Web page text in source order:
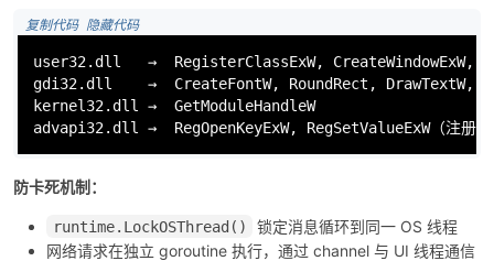
复制代码 隐藏代码
user32.dll   →  RegisterClassExW, CreateWindowExW,
gdi32.dll    →  CreateFontW, RoundRect,
kernel32.dll →  GetModuleHandleW
advapi32.dll →  RegOpenKeyExW, RegSetValueExW（注册表
防卡死机制：
runtime.LockOSThread()
锁定消息循环到同一 OS 线程
网络请求在独立 goroutine 执行，通过 channel 与 UI 线程通信